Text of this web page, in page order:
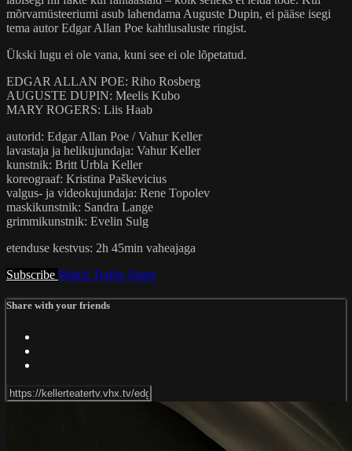
mõrvamüsteeriumi asub lahendama Auguste Dupin, ei pääse isegi
tema autor Edgar Allan Poe kahtlusaluste ringist.
Ükski lugu ei ole vana, kuni see ei ole lõpetatud.
EDGAR ALLAN POE: Riho Rosberg
AUGUSTE DUPIN: Meelis Kubo
MARY ROGERS: Liis Haab
autorid: Edgar Allan Poe / Vahur Keller
lavastaja ja helikujundaja: Vahur Keller
kunstnik: Britt Urbla Keller
koreograaf: Kristina Paškevicius
valgus- ja videokujundaja: Rene Topolev
maskikunstnik: Sandra Lange
grimmikunstnik: Evelin Sulg
etenduse kestvus: 2h 45min vaheajaga
Subscribe Watch Trailer Share
Share with your friends